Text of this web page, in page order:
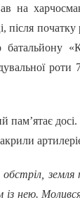
на
початку
роти
пам’ятає
земля
із нею.